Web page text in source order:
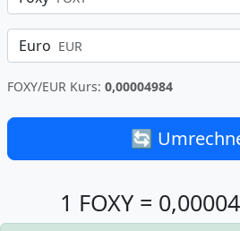
Euro EUR
FOXY/EUR Kurs: 0,00004984
🔄
1 FOXY =